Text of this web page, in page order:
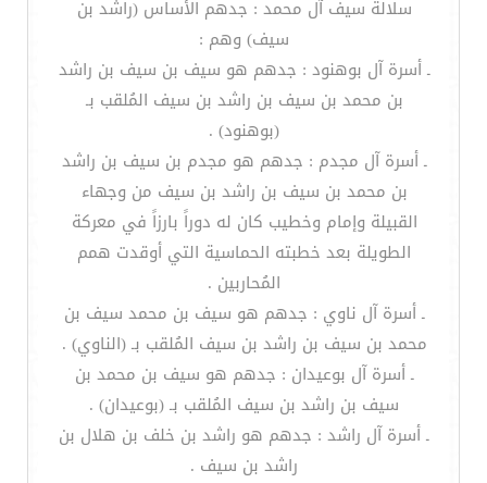
سلالة سيف آل محمد : جدهم الأساس (راشد بن
سيف) وهم :
ـ أسرة آل بوهنود : جدهم هو سيف بن سيف بن راشد
بن محمد بن سيف بن راشد بن سيف المُلقب بـ
(بوهنود) .
ـ أسرة آل مجدم : جدهم هو مجدم بن سيف بن راشد
بن محمد بن سيف بن راشد بن سيف من وجهاء
القبيلة وإمام وخطيب كان له دوراً بارزاً في معركة
الطويلة بعد خطبته الحماسية التي أوقدت همم
المُحاربين .
ـ أسرة آل ناوي : جدهم هو سيف بن محمد سيف بن
محمد بن سيف بن راشد بن سيف المُلقب بـ (الناوي) .
ـ أسرة آل بوعيدان : جدهم هو سيف بن محمد بن
سيف بن راشد بن سيف المُلقب بـ (بوعيدان) .
ـ أسرة آل راشد : جدهم هو راشد بن خلف بن هلال بن
راشد بن سيف .